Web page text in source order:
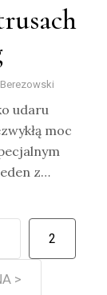
udaru
moc
z…
2
>